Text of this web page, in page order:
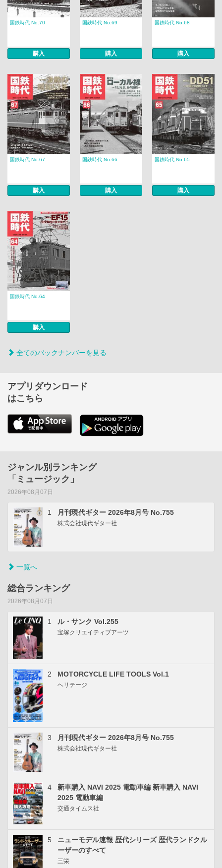
国鉄時代 No.70
購入
国鉄時代 No.69
購入
国鉄時代 No.68
購入
国鉄時代 No.67
購入
国鉄時代 No.66
購入
国鉄時代 No.65
購入
国鉄時代 No.64
購入
全てのバックナンバーを見る
アプリダウンロード
はこちら
ジャンル別ランキング
「ミュージック」
2026年08月07日
1 月刊現代ギター 2026年8月号 No.755
株式会社現代ギター社
一覧へ
総合ランキング
2026年08月07日
1 ル・サンク Vol.255
宝塚クリエイティブアーツ
2 MOTORCYCLE LIFE TOOLS Vol.1
ヘリテージ
3 月刊現代ギター 2026年8月号 No.755
株式会社現代ギター社
4
新車購入 NAVI 2025 電動車編 新車購入 NAVI
2025 電動車編
交通タイムス社
5
ニューモデル速報 歴代シリーズ 歴代ランドクル
ーザーのすべて
三栄